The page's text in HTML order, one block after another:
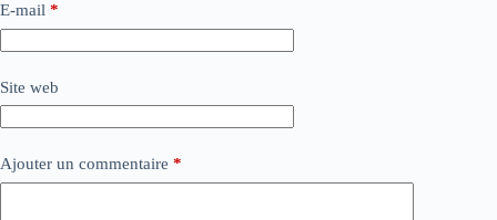
E-mail *
Site web
Ajouter un commentaire *